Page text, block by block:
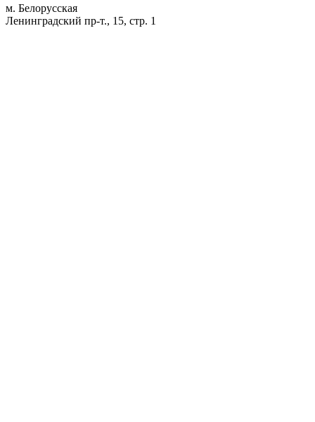
м. Белорусская
Ленинградский пр-т., 15, стр. 1